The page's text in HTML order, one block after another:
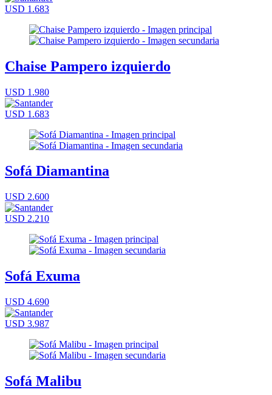
USD 1.683
Chaise Pampero izquierdo
USD 1.980
USD 1.683
Sofá Diamantina
USD 2.600
USD 2.210
Sofá Exuma
USD 4.690
USD 3.987
Sofá Malibu